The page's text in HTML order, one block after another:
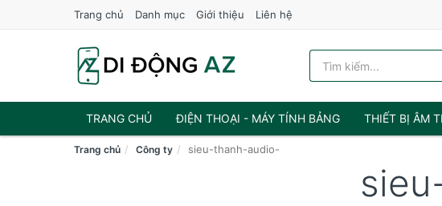
Trang chủ Danh mục Giới thiệu Liên hệ
TRANG CHỦ ĐIỆN THOẠI - MÁY TÍNH BẢNG THIẾT BỊ ÂM
Trang chủ Công ty sieu-thanh-audio-